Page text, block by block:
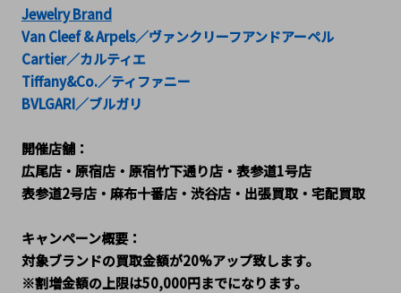
Jewelry Brand
Van Cleef & Arpels／ヴァンクリーフアンドアーペル
Cartier／カルティエ
Tiffany&Co.／ティファニー
BVLGARI／ブルガリ
開催店舗：
広尾店・原宿店・原宿竹下通り店・表参道1号店
表参道2号店・麻布十番店・渋谷店・出張買取・宅配買取
キャンペーン概要：
対象ブランドの買取金額が20%アップ致します。
※割増金額の上限は50,000円までになります。